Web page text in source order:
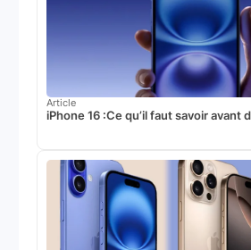
Article
iPhone 16 :Ce qu’il faut savoir avant